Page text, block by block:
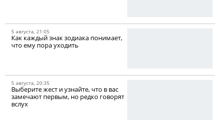
5 августа, 21:05
Как каждый знак зодиака понимает,
что ему пора уходить
5 августа, 20:35
Выберите жест и узнайте, что в вас
замечают первым, но редко говорят
вслух